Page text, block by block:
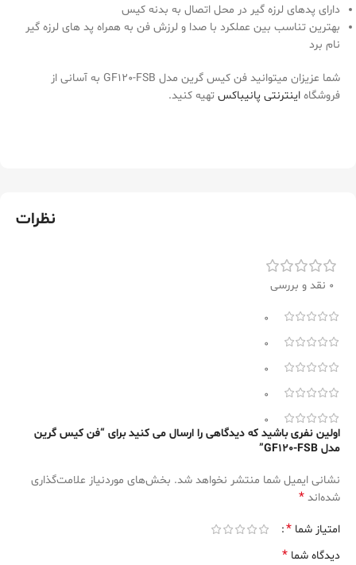
دارای پدهای لرزه گیر در محل اتصال به بدنه کیس
بهترین تناسب بین عملکرد با صدا و لرزش فن به همراه پد های لرزه گیر
نام برد
شما عزیزان میتوانید فن کیس گرین مدل GF120-FSB به آسانی از
فروشگاه اینترنتی پانیباکس تهیه کنید.
نظرات
0 نقد و بررسی
0
0
0
0
0
اولین نفری باشید که دیدگاهی را ارسال می کنید برای “فن کیس گرین
مدل GF120-FSB”
نشانی ایمیل شما منتشر نخواهد شد. بخش‌های موردنیاز علامت‌گذاری
شده‌اند *
امتیاز شما *
دیدگاه شما *